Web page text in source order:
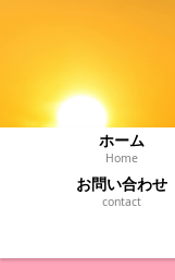
ホーム
Home
お問い合わせ
contact